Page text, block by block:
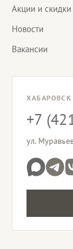
Акции и скидки
Новости
Вакансии
ХАБАРОВСК
+7
ул.